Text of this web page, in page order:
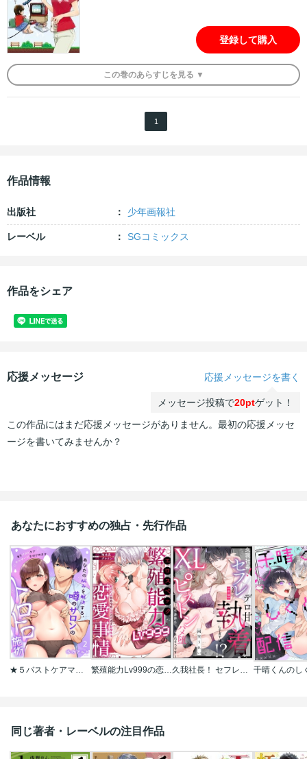
登録して購入
この巻のあらすじを 見る ▼
1
作品情報
出版社 少年画報社
レーベル SGコミックス
作品をシェア
応援メッセージ 応援メッセージを書く
メッセージ投稿で20ptゲット！
この作品にはまだ応援メッセージがありません。最初の応援メッセ
ージを書いてみませんか？
あなたにおすすめの独占・先行作品
繁殖能力Lv999の恋愛事情 ―幼なじみ候爵令息とのウブあま新婚生活―（単話版）
同じ著者・レーベルの注目作品